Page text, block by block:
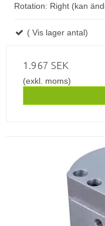
Rotation: Right (kan
( Vis lager antal)
1.967 SEK
(exkl. moms)